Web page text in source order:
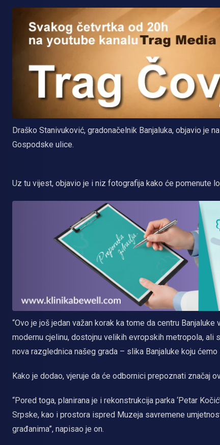
Draško Stanivuković, gradonačelnik Banjaluka, objavio je
Gospodske ulice.
Uz tu vijest, objavio je i niz fotografija kako će pomenute
“Ovo je još jedan važan korak ka tome da centru
modernu cjelinu, dostojnu velikih evropskih metropola, ali
nova razglednica našeg grada – slika Banjaluke koju
Kako je dodao, vjeruje da će odbornici prepoznati značaj
“Pored toga, planirana je i rekonstrukcija parka ‘Petar
Srpske, kao i prostora ispred Muzeja savremene
građanima”, napisao je on.